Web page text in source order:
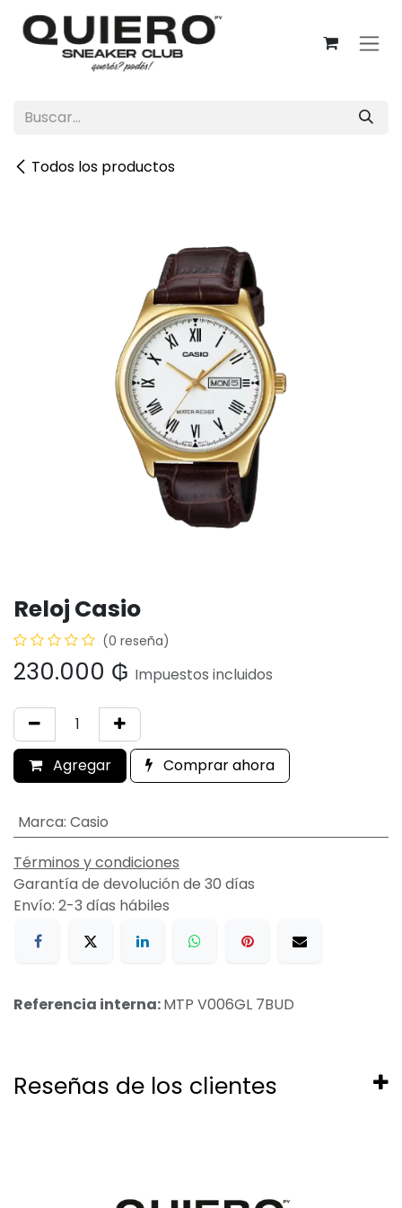
Ir al contenido
Todos los productos
Reloj Casio
(0 reseña)
230.000 ₲ Impuestos incluidos
Agregar Comprar ahora
Marca: Casio
Términos y condiciones
Garantía de devolución de 30 días
Envío: 2-3 días hábiles
Referencia interna:MTP V006GL 7BUD
Reseñas de los clientes